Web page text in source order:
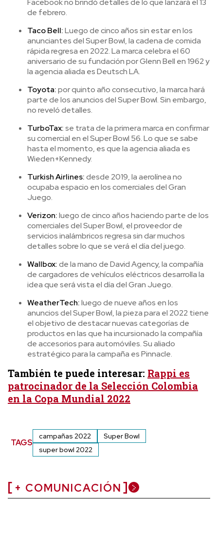
de febrero.
Taco Bell:Luego de cinco años sin estar en los
anunciantes del Super Bowl, la cadena de comida
rápida regresa en 2022. La marca celebra el 60
aniversario de su fundación por Glenn Bell en 1962 y
la agencia aliada es Deutsch LA.
Toyota:por quinto año consecutivo, la marca hará
parte de los anuncios del Super Bowl. Sin embargo,
no reveló detalles.
TurboTax:se trata de la primera marca en confirmar
su comercial en el Super Bowl 56. Lo que se sabe
hasta el momento, es que la agencia aliada es
Wieden+Kennedy.
Turkish Airlines:desde 2019, la aerolínea no
ocupaba espacio en los comerciales del Gran
Juego.
Verizon:luego de cinco años haciendo parte de los
comerciales del Super Bowl, el proveedor de
servicios inalámbricos regresa sin dar muchos
detalles sobre lo que se verá el día del juego.
Wallbox:de la mano de David Agency, la compañía
de cargadores de vehículos eléctricos desarrolla la
idea que será vista el día del Gran Juego.
WeatherTech:luego de nueve años en los
anuncios del Super Bowl, la pieza para el 2022 tiene
el objetivo de destacar nuevas categorías de
productos en las que ha incursionado la compañía
de accesorios para automóviles. Su aliado
estratégico para la campaña es Pinnacle.
También te puede interesar: Rappi es
patrocinador de la Selección Colombia
en la Copa Mundial 2022
TAGS
campañas 2022
Super Bowl
super bowl 2022
+ COMUNICACIÓN